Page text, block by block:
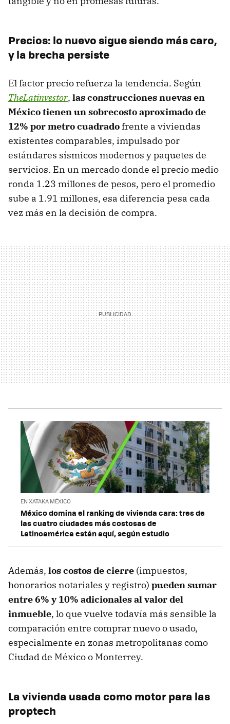
Precios: lo nuevo sigue siendo más caro,
y la brecha persiste
El factor precio refuerza la tendencia. Según
TheLatinvestor, las construcciones nuevas en
México tienen un sobrecosto aproximado de
12% por metro cuadradofrente a viviendas
existentes comparables, impulsado por
estándares sísmicos modernos y paquetes de
servicios. En un mercado donde el precio medio
ronda 1.23 millones de pesos, pero el promedio
sube a 1.91 millones, esa diferencia pesa cada
vez más en la decisión de compra.
EN XATAKA MÉXICO
México domina el ranking de vivienda cara: tres de
las cuatro ciudades más costosas de
Latinoamérica están aquí, según estudio
Además, los costos de cierre (impuestos,
honorarios notariales y registro) pueden sumar
entre 6% y 10% adicionales al valor del
inmueble, lo que vuelve todavía más sensible la
comparación entre comprar nuevo o usado,
especialmente en zonas metropolitanas como
Ciudad de México o Monterrey.
La vivienda usada como motor para las
proptech